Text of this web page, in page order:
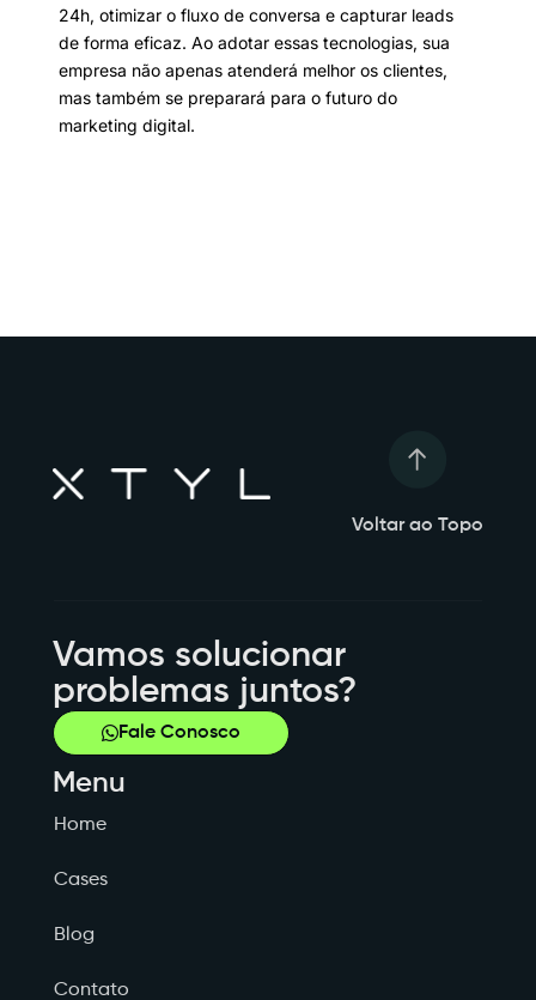
24h, otimizar o fluxo de conversa e capturar leads
de forma eficaz. Ao adotar essas tecnologias, sua
empresa não apenas atenderá melhor os clientes,
mas também se preparará para o futuro do
marketing digital.
Voltar ao Topo
Vamos solucionar
problemas juntos?
Fale Conosco
Menu
Home
Cases
Blog
Contato